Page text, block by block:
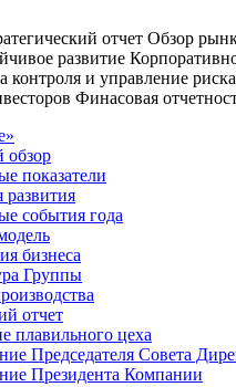
отчет Обзор
развитие
контроля и управление
Финасовая
обзор
показатели
развития
события года
бизнеса
Группы
отчет
плавильного цеха
Председателя Совета
Президента Компании